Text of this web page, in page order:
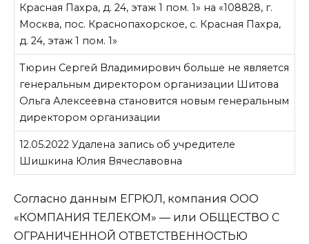
Красная Пахра, д. 24, этаж 1 пом. 1» на «108828, г.
Москва, пос. Краснопахорское, с. Красная Пахра,
д. 24, этаж 1 пом. 1»
Тюрин Сергей Владимирович больше не является
генеральным директором организации Шитова
Ольга Алексеевна становится новым генеральным
директором организации
12.05.2022 Удалена запись об учредителе
Шишкина Юлия Вячеславовна
Согласно данным ЕГРЮЛ, компания ООО
«КОМПАНИЯ ТЕЛЕКОМ» — или ОБЩЕСТВО С
ОГРАНИЧЕННОЙ ОТВЕТСТВЕННОСТЬЮ